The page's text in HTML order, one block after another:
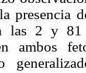
presencia
las 2 y 81
ambos